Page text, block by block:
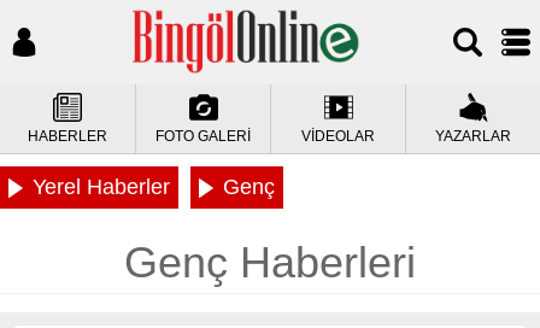
HABERLER FOTO GALERİ VİDEOLAR YAZARLAR
Yerel Haberler Genç
Genç Haberleri